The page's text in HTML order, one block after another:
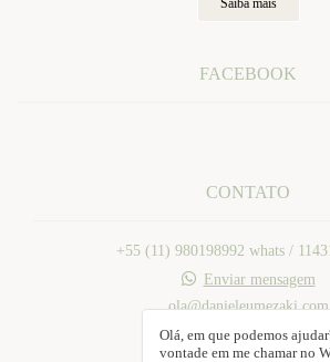
Saiba mais
FACEBOOK
CONTATO
+55 (11) 980198992 whats /
Enviar mensagem
ola@danieleumezaki.com
Mogi das Cruzes / SP
Olá, em que podemos
vontade em me chamar no